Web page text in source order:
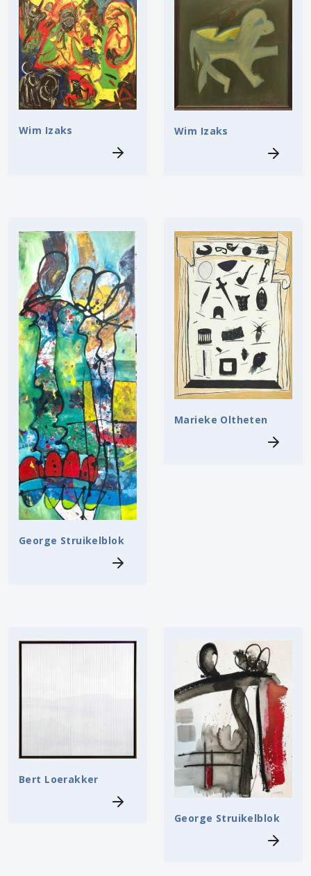
Wim Izaks Wim Izaks
George Struikelblok
Marieke Oltheten
Bert Loerakker
George Struikelblok